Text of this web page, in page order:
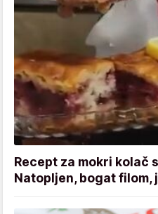
Recept za mokri kolač
Natopljen, bogat filom,